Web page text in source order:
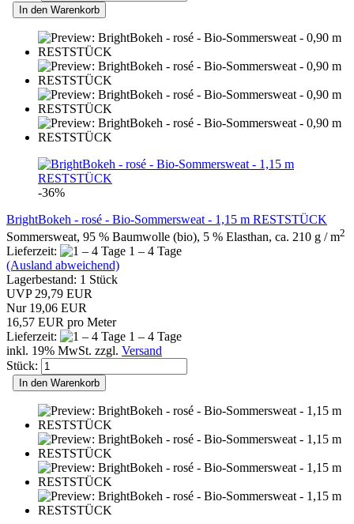
In den Warenkorb
-36%
BrightBokeh - rosé - Bio-Sommersweat - 1,15 m RESTSTÜCK
Sommersweat, 95 % Baumwolle (bio), 5 % Elasthan, ca. 210 g / m2
Lieferzeit:
1 – 4 Tage
(Ausland abweichend)
Lagerbestand: 1 Stück
UVP 29,79 EUR
Nur 19,06 EUR
16,57 EUR pro Meter
Lieferzeit:
1 – 4 Tage
inkl. 19% MwSt. zzgl. Versand
Stück:
In den Warenkorb